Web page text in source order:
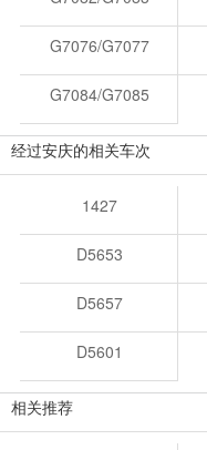
G7076/G7077
G7084/G7085
经过安庆的相关车次
1427
D5653
D5657
D5601
相关推荐